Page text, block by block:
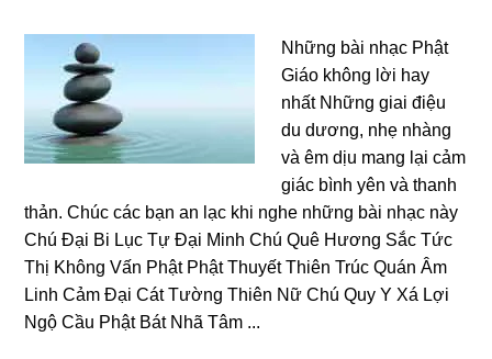
Những bài nhạc Phật
Giáo không lời hay
nhất Những giai điệu
du dương, nhẹ nhàng
và êm dịu mang lại cảm
giác bình yên và thanh
thản. Chúc các bạn an lạc khi nghe những bài nhạc này
Chú Đại Bi Lục Tự Đại Minh Chú Quê Hương Sắc Tức
Thị Không Vấn Phật Phật Thuyết Thiên Trúc Quán Âm
Linh Cảm Đại Cát Tường Thiên Nữ Chú Quy Y Xá Lợi
Ngộ Cầu Phật Bát Nhã Tâm ...